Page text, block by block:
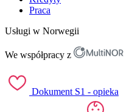
Praca
Usługi w Norwegii
We współpracy z
Dokument S1 - opieka